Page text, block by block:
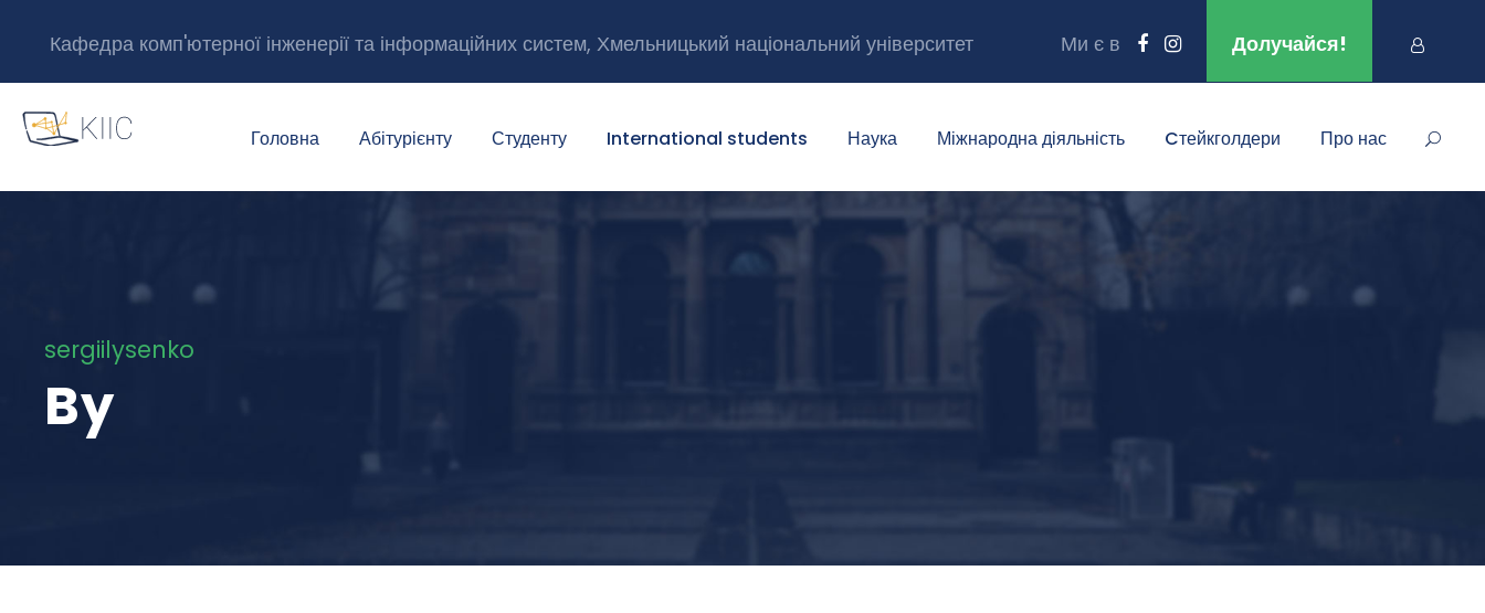
Кафедра комп'ютерної інженерії та інформаційних систем, Хмельницький національний університет Ми є в Долучайся!
Головна Абітурієнту Студенту International students Наука Міжнародна діяльність Cтейкголдери Про нас
sergiilysenko
By